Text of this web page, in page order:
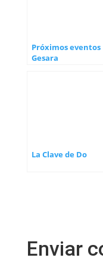
Próximos eventos
Gesara
La Clave de Do
Enviar